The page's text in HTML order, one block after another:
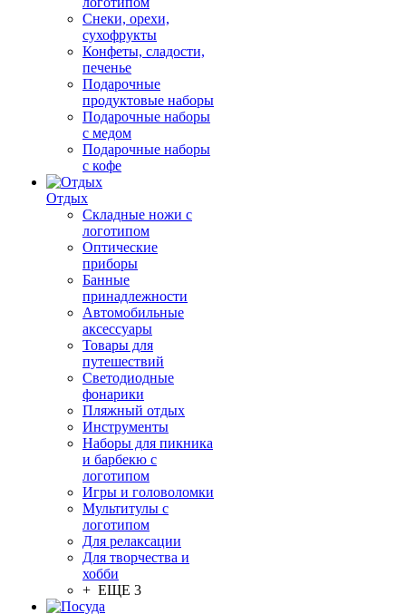
Снеки, орехи,
сухофрукты
Конфеты, сладости,
печенье
Подарочные
продуктовые наборы
Подарочные наборы
с медом
Подарочные наборы
с кофе
Отдых
Складные ножи с
логотипом
Оптические
приборы
Банные
принадлежности
Автомобильные
аксессуары
Товары для
путешествий
Светодиодные
фонарики
Пляжный отдых
Инструменты
Наборы для пикника
и барбекю с
логотипом
Игры и головоломки
Мультитулы с
логотипом
Для релаксации
Для творчества и
хобби
+ ЕЩЕ 3